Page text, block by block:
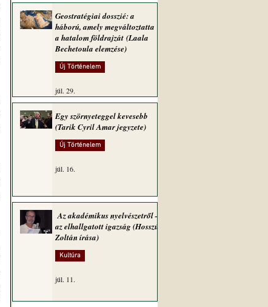
Geostratégiai dosszié: a
háború, amely megváltoztatta
a hatalom földrajzát (Laala
Bechetoula elemzése)
Új Történelem
júl. 29.
Egy szörnyeteggel kevesebb
(Tarik Cyril Amar jegyzete)
Új Történelem
júl. 16.
Az akadémikus nyelvészetről –
az elhallgatott igazság (Hosszú
Zoltán írása)
Kultúra
júl. 11.